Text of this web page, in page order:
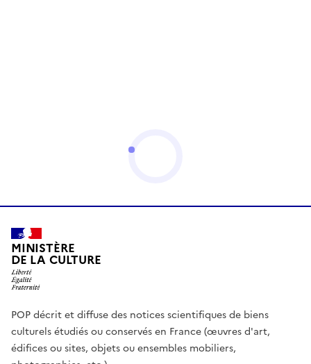
MINISTÈRE
DE LA CULTURE
POP décrit et diffuse des notices scientifiques de biens
culturels étudiés ou conservés en France (œuvres d'art,
édifices ou sites, objets ou ensembles mobiliers,